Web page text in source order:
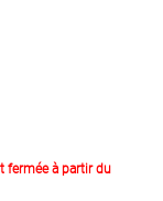
fermée à partir du